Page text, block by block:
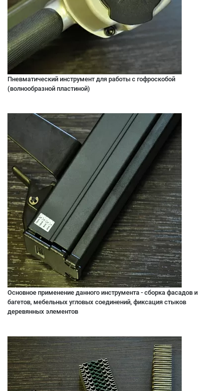
Пневматический инструмент для работы с гофроскобой
(волнообразной пластиной)
Основное применение данного инструмента - сборка фасадов и
багетов, мебельных угловых соединений, фиксация стыков
деревянных элементов